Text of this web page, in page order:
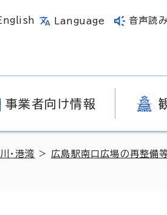
Language 音声読
事業者向け情報
・港湾 > 広島駅南口広場の再整備